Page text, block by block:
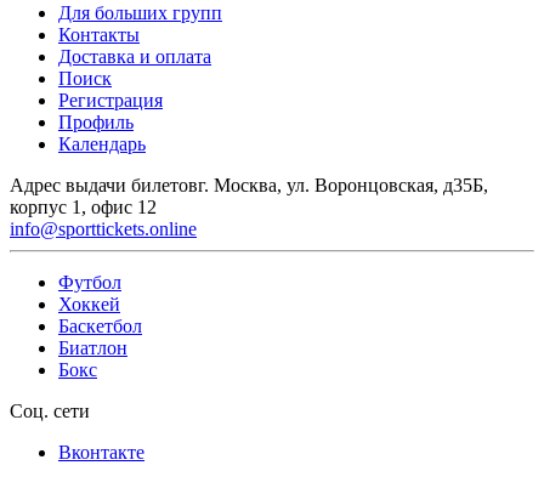
Для больших групп
Контакты
Доставка и оплата
Поиск
Регистрация
Профиль
Календарь
Адрес выдачи билетовг. Москва, ул. Воронцовская, д35Б,
корпус 1, офис 12
info@sporttickets.online
Футбол
Хоккей
Баскетбол
Биатлон
Бокс
Соц. сети
Вконтакте